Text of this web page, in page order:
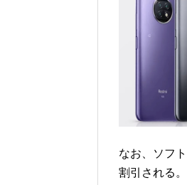
なお、ソフ
割引される。